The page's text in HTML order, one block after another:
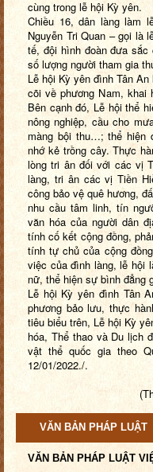
cùng trong lễ hội Kỳ yên.
Chiều 16, dân làng làm
Nguyễn Tri Quan – gọi là
tế, đội hình đoàn đưa sắc
số lượng người tham gia
Lễ hội Kỳ yên đình Tân
cõi về phương Nam, khai
Bên cạnh đó, Lễ hội thể
nông nghiệp, cầu cho
màng bội thu…; thể hiện
nhớ kẻ trồng cây. Thực
lòng tri ân đối với các vị
làng, tri ân các vị Tiền
công bảo vệ quê hương,
nhu cầu tâm linh, tín
văn hóa của người dân
tính cố kết cộng đồng,
tính tự chủ của cộng
việc của đình làng, lễ hội
nữ, thể hiện sự bình đẳng
Lễ hội Kỳ yên đình Tân
phương bảo lưu, thực
tiêu biểu trên, Lễ hội Kỳ
hóa, Thể thao và Du lịch
vật thể quốc gia theo
12/01/2022./.
VĂN BẢN PHÁP LUẬT
VĂN BẢN PHÁP LUẬT